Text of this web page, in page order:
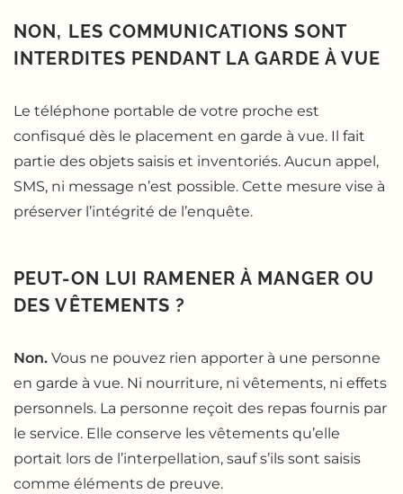
NON, LES COMMUNICATIONS SONT
INTERDITES PENDANT LA GARDE À VUE
Le téléphone portable de votre proche est
confisqué dès le placement en garde à vue. Il fait
partie des objets saisis et inventoriés. Aucun appel,
SMS, ni message n’est possible. Cette mesure vise à
préserver l’intégrité de l’enquête.
PEUT-ON LUI RAMENER À MANGER OU
DES VÊTEMENTS ?
Non. Vous ne pouvez rien apporter à une personne
en garde à vue. Ni nourriture, ni vêtements, ni effets
personnels. La personne reçoit des repas fournis par
le service. Elle conserve les vêtements qu’elle
portait lors de l’interpellation, sauf s’ils sont saisis
comme éléments de preuve.